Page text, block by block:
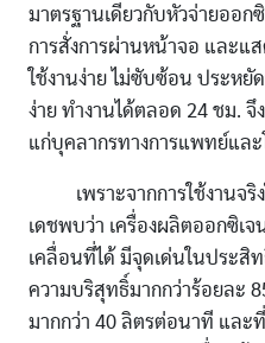
มาตรฐานเดียวกับหัวจ่ายออก
การสั่งการผ่านหน้าจอ และแ
ใช้งานง่าย ไม่ซับซ้อน ประห
ง่าย ทำงานได้ตลอด 24 ชม. จึ
แก่บุคลากรทางการแพทย์และ
เพราะจากการใช้งานจริ
เดชพบว่า เครื่องผลิตออกซิเ
เคลื่อนที่ได้ มีจุดเด่นในประสิ
ความบริสุทธิ์มากกว่าร้อยละ
มากกว่า 40 ลิตรต่อนาที และ